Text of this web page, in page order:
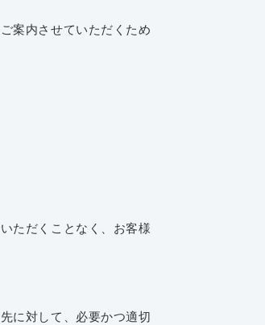
案内させていただくため
ただくことなく、お客様
に対して、必要かつ適切